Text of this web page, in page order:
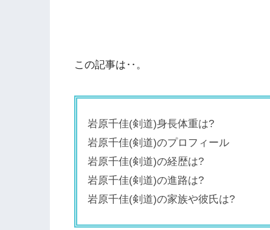
この記事は‥。
岩原千佳(剣道)身長体重は?
岩原千佳(剣道)のプロフィール
岩原千佳(剣道)の経歴は?
岩原千佳(剣道)の進路は?
岩原千佳(剣道)の家族や彼氏は?